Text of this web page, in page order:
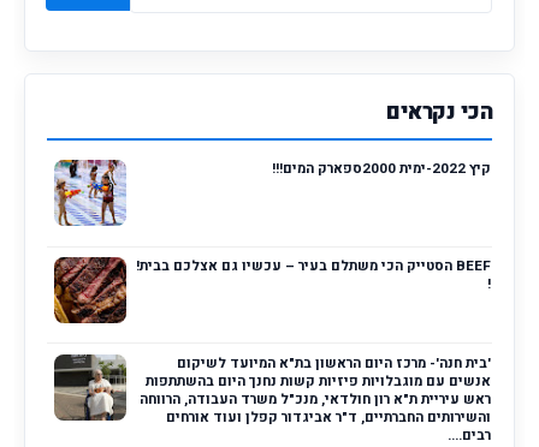
הכי נקראים
קיץ 2022-ימית 2000ספארק המים!!!
BEEF הסטייק הכי משתלם בעיר – עכשיו גם אצלכם בבית!
!
'בית חנה'- מרכז היום הראשון בת"א המיועד לשיקום
אנשים עם מוגבלויות פיזיות קשות נחנך היום בהשתתפות
ראש עיריית ת"א רון חולדאי, מנכ"ל משרד העבודה, הרווחה
והשירותים החברתיים, ד"ר אביגדור קפלן ועוד אורחים
רבים....